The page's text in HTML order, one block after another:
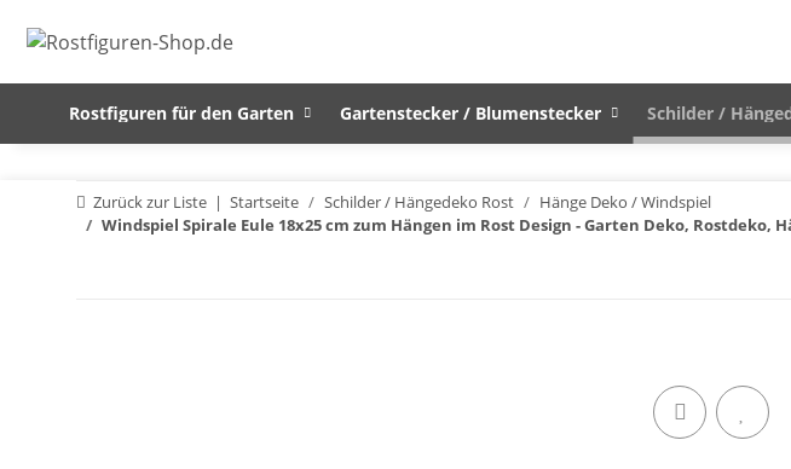
Rostfiguren für den Garten Gartenstecker / Blumenstecker Schilder /
Zurück zur Liste Startseite Schilder / Hängedeko Rost
Hänge Deko / Windspiel
Windspiel Spirale Eule 18x25 cm zum Hängen im Rost Design - Garten Deko, Rostdeko,